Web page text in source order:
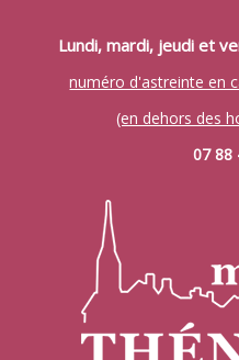
Lundi, mardi, jeudi et
numéro d'astreinte en
(en dehors des
07 88